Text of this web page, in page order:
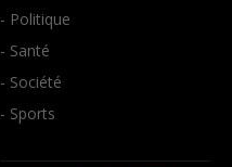
- Politique
- Santé
- Société
- Sports